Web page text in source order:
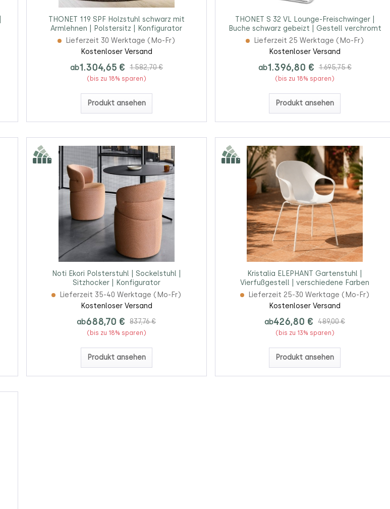
THONET 119 SPF Holzstuhl schwarz mit
Armlehnen | Polstersitz | Konfigurator
Lieferzeit 30 Werktage (Mo-Fr)
Kostenloser Versand
ab1.304,65 € 1.582,70 €
(bis zu 18% sparen)
Produkt ansehen
THONET S 32 VL Lounge-Freischwinger |
Buche schwarz gebeizt | Gestell verchromt
Lieferzeit 25 Werktage (Mo-Fr)
Kostenloser Versand
ab1.396,80 € 1.695,75 €
(bis zu 18% sparen)
Produkt ansehen
Noti Ekori Polsterstuhl | Sockelstuhl |
Sitzhocker | Konfigurator
Lieferzeit 35-40 Werktage (Mo-Fr)
Kostenloser Versand
ab688,70 € 837,76 €
(bis zu 18% sparen)
Produkt ansehen
Kristalia ELEPHANT Gartenstuhl |
Vierfußgestell | verschiedene Farben
Lieferzeit 25-30 Werktage (Mo-Fr)
Kostenloser Versand
ab426,80 € 489,00 €
(bis zu 13% sparen)
Produkt ansehen